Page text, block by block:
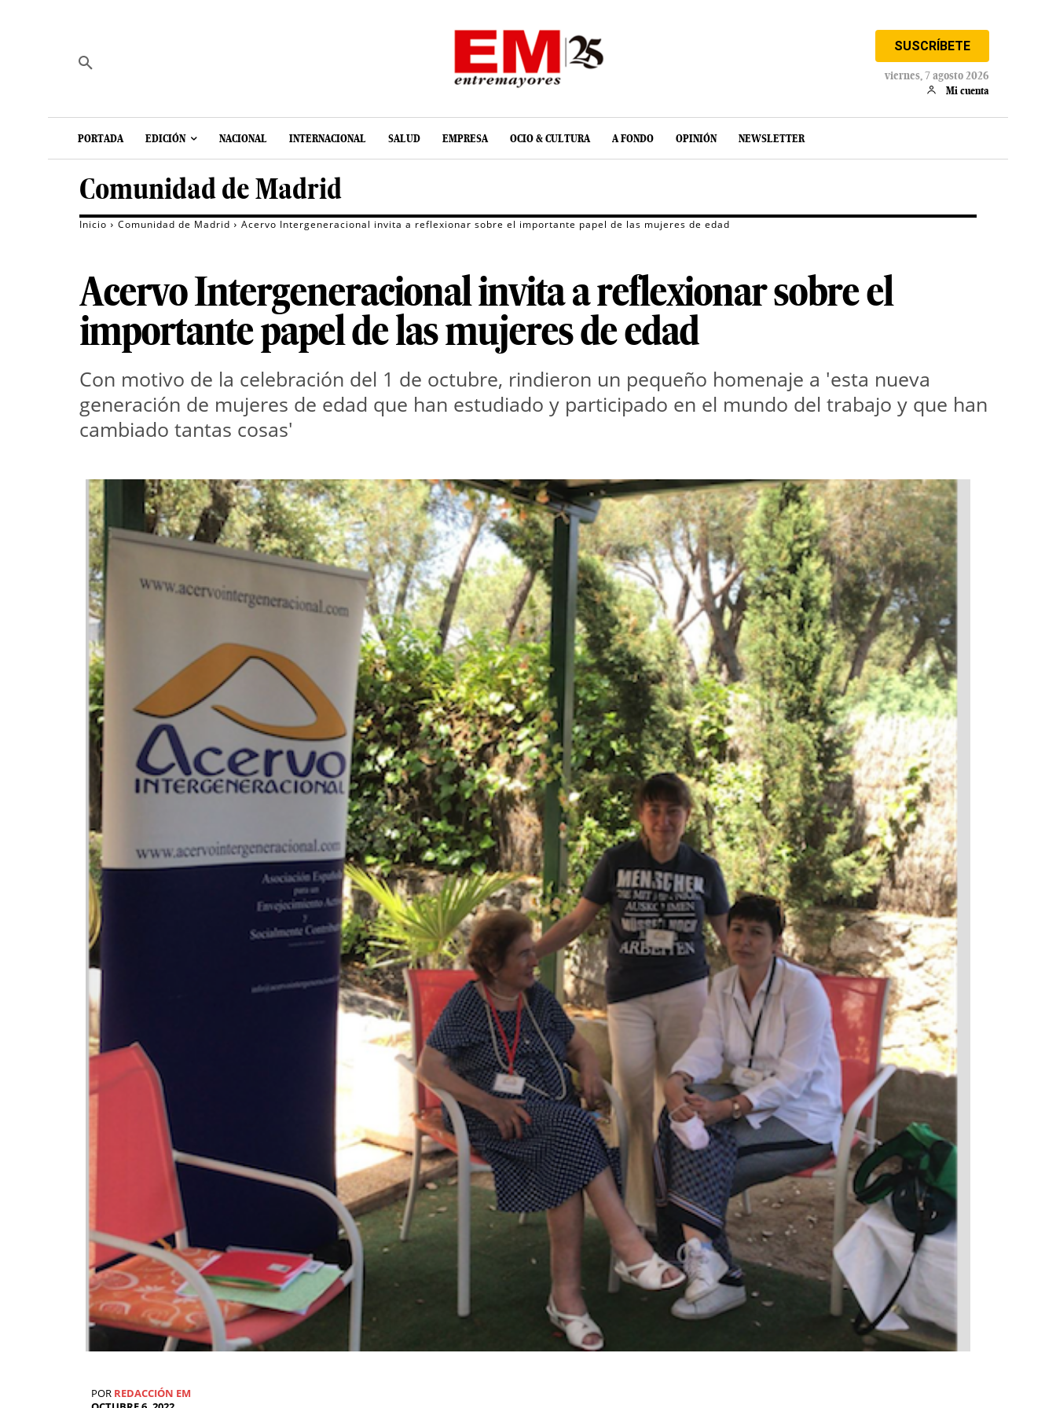
SUSCRÍBETE
viernes, 7 agosto 2026
Mi cuenta
PORTADA EDICIÓN NACIONAL INTERNACIONAL SALUD EMPRESA OCIO & CULTURA A FONDO OPINIÓN NEWSLETTER
Comunidad de Madrid
Inicio Comunidad de Madrid Acervo Intergeneracional invita a reflexionar sobre el importante papel de las mujeres de edad
Acervo Intergeneracional invita a reflexionar sobre el
importante papel de las mujeres de edad
Con motivo de la celebración del 1 de octubre, rindieron un pequeño homenaje a 'esta nueva
generación de mujeres de edad que han estudiado y participado en el mundo del trabajo y que han
cambiado tantas cosas'
POR REDACCIÓN EM